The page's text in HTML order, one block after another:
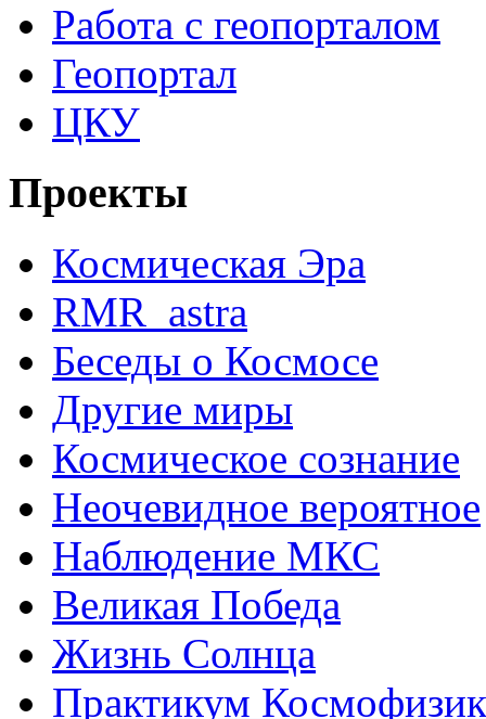
Работа с геопорталом
Геопортал
ЦКУ
Проекты
Космическая Эра
RMR_astra
Беседы о Космосе
Другие миры
Космическое сознание
Неочевидное вероятное
Наблюдение МКС
Великая Победа
Жизнь Солнца
Практикум